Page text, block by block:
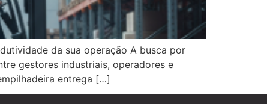
da sua operação A busca por
gestores industriais, operadores e
entrega […]